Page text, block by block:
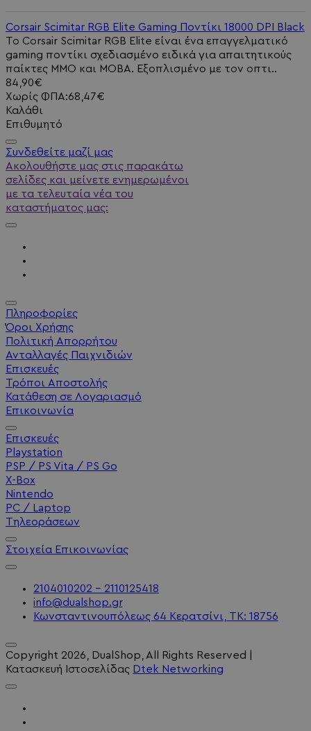
Corsair Scimitar RGB Elite Gaming Ποντίκι 18000 DPI Black
Το Corsair Scimitar RGB Elite είναι ένα επαγγελματικό
gaming ποντίκι σχεδιασμένο ειδικά για απαιτητικούς
παίκτες MMO και MOBA. Εξοπλισμένο με τον οπτι..
84,90€
Χωρίς ΦΠΑ:68,47€
Καλάθι
Επιθυμητό
Συνδεθείτε μαζί μας
Ακολουθήστε μας στις παρακάτω
σελίδες και μείνετε ενημερωμένοι
με τα τελευταία νέα του
καταστήματος μας:
Πληροφορίες
Όροι Χρήσης
Πολιτική Απορρήτου
Ανταλλαγές Παιχνιδιών
Επισκευές
Τρόποι Αποστολής
Κατάθεση σε Λογαριασμό
Επικοινωνία
Επισκευές
Playstation
PSP / PS Vita / PS Go
X-Box
Nintendo
PC / Laptop
Τηλεοράσεων
Στοιχεία Επικοινωνίας
2104010202 - 2110125418
info@dualshop.gr
Κωνσταντινουπόλεως 64 Κερατσίνι, ΤΚ: 18756
Copyright 2026 , DualShop, All Rights Reserved
Κατασκευή Ιστοσελίδας Dtek Networking